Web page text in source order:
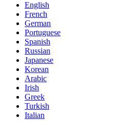
English
French
German
Portuguese
Spanish
Russian
Japanese
Korean
Arabic
Irish
Greek
Turkish
Italian